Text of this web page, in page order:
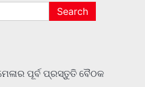
ମେଳାର ପୂର୍ବ ପ୍ରସ୍ତୁତି ବୈଠକ